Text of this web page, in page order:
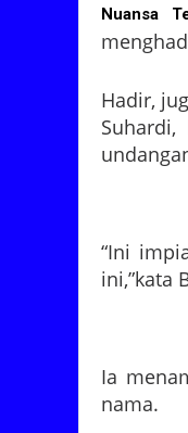
Nuansa
Hadir,
“Ini
ini,”kata
Ia
nama.